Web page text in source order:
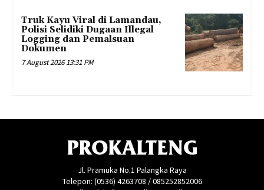
Truk Kayu Viral di Lamandau,
Polisi Selidiki Dugaan Illegal
Logging dan Pemalsuan
Dokumen
7 August 2026 13:31 PM
PROKALTENG
Jl. Pramuka No.1 Palangka Raya
Telepon: (0536) 4263708 / 085252852006